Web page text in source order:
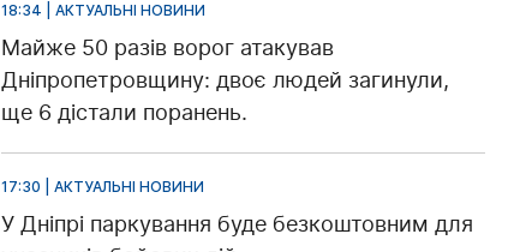
18:34 | АКТУАЛЬНІ НОВИНИ
Майже 50 разів ворог атакував
Дніпропетровщину: двоє людей загинули,
ще 6 дістали поранень.
17:30 | АКТУАЛЬНІ НОВИНИ
У Дніпрі паркування буде безкоштовним для